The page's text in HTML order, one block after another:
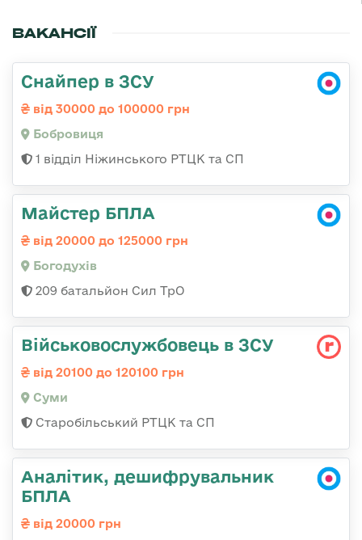
ВАКАНСІЇ
Снайпер в ЗСУ
від 30000 до 100000 грн
Бобровиця
1 відділ Ніжинського РТЦК та СП
Майстер БПЛА
від 20000 до 125000 грн
Богодухів
209 батальйон Сил ТрО
Військовослужбовець в ЗСУ
від 20100 до 120100 грн
Суми
Старобільський РТЦК та СП
Аналітик, дешифрувальник
БПЛА
від 20000 грн